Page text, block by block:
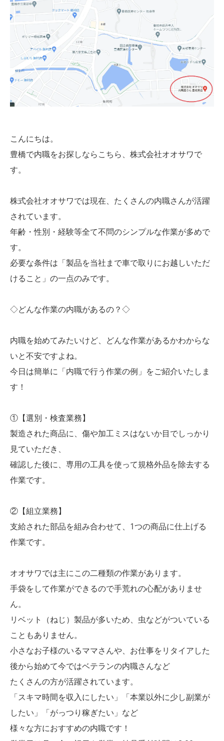
こんにちは。
豊橋で内職をお探しならこちら、株式会社オオサワで
す。
株式会社オオサワでは現在、たくさんの内職さんが活躍
されています。
年齢・性別・経験等全て不問のシンプルな作業が多めで
す。
必要な条件は「製品を当社まで車で取りにお越しいただ
けること」の一点のみです。
◇どんな作業の内職があるの？◇
内職を始めてみたいけど、どんな作業があるかわからな
いと不安ですよね。
今日は簡単に「内職で行う作業の例」をご紹介いたしま
す！
①【選別・検査業務】
製造された商品に、傷や加工ミスはないか目でしっかり
見ていただき、
確認した後に、専用の工具を使って規格外品を除去する
作業です。
②【組立業務】
支給された部品を組み合わせて、1つの商品に仕上げる
作業です。
オオサワでは主にこの二種類の作業があります。
手袋をして作業ができるので手荒れの心配がありませ
ん。
リベット（ねじ）製品が多いため、虫などがついている
こともありません。
小さなお子様のいるママさんや、お仕事をリタイアした
後から始めて今ではベテランの内職さんなど
たくさんの方が活躍されています。
「スキマ時間を収入にしたい」「本業以外に少し副業が
したい」「がっつり稼ぎたい」など
様々な方におすすめの内職です！